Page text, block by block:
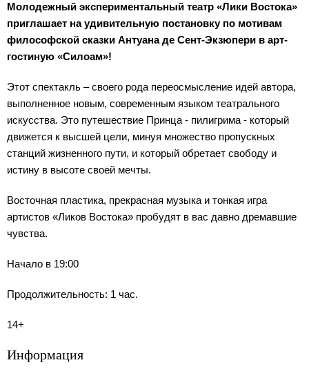
Молодежный экспериментальный театр «Лики Востока»
приглашает на удивительную постановку по мотивам
философской сказки Антуана де Сент-Экзюпери в арт-
гостиную «Силоам»!
Этот спектакль – своего рода переосмысление идей автора,
выполненное новым, современным языком театрального
искусства. Это путешествие Принца - пилигрима - который
движется к высшей цели, минуя множество пропускных
станций жизненного пути, и который обретает свободу и
истину в высоте своей мечты.
Восточная пластика, прекрасная музыка и тонкая игра
артистов «Ликов Востока» пробудят в вас давно дремавшие
чувства.
Начало в 19:00
Продолжительность: 1 час.
14+
Информация